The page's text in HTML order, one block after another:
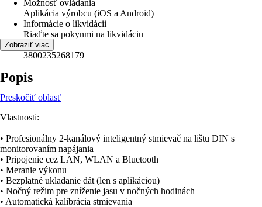
Možnosť ovládania
Aplikácia výrobcu (iOS a Android)
Informácie o likvidácii
Riaďte sa pokynmi na likvidáciu
EAN
3800235268179
Zobraziť viac
Popis
Preskočiť oblasť
Vlastnosti:
• Profesionálny 2-kanálový inteligentný stmievač na lištu DIN s
monitorovaním napájania
• Pripojenie cez LAN, WLAN a Bluetooth
• Meranie výkonu
• Bezplatné ukladanie dát (len s aplikáciou)
• Nočný režim pre zníženie jasu v nočných hodinách
• Automatická kalibrácia stmievania